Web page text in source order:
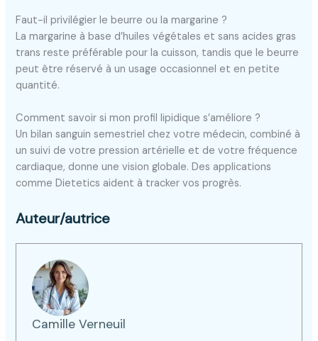
Faut-il privilégier le beurre ou la margarine ?
La margarine à base d’huiles végétales et sans acides gras
trans reste préférable pour la cuisson, tandis que le beurre
peut être réservé à un usage occasionnel et en petite
quantité.
Comment savoir si mon profil lipidique s’améliore ?
Un bilan sanguin semestriel chez votre médecin, combiné à
un suivi de votre pression artérielle et de votre fréquence
cardiaque, donne une vision globale. Des applications
comme Dietetics aident à tracker vos progrès.
Auteur/autrice
Camille Verneuil